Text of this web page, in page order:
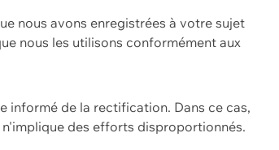
nous avons enregistrées à votre sujet
nous les utilisons conformément aux
informé de la rectification. Dans ce cas,
des efforts disproportionnés.